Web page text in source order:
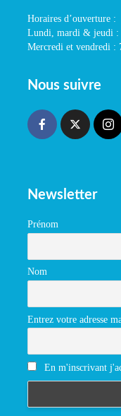
Horaires d’ouverture :
Lundi, mardi & jeudi :
Mercredi et vendredi :
Nous suivre
Newsletter
Prénom
Nom
Entrez votre adresse
En m'inscrivant